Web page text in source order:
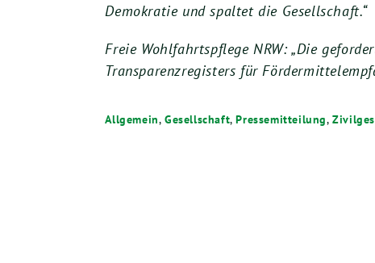
Demokratie und spaltet die Gesellschaft.“
Freie Wohlfahrtspflege NRW: „Die
Transparenzregisters für
Allgemein, Gesellschaft,Pressemitteilung,